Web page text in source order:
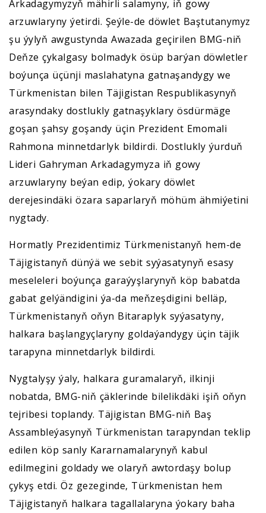
Arkadagymyzyň mähirli salamyny, iň gowy
arzuwlaryny ýetirdi. Şeýle-de döwlet Baştutanymyz
şu ýylyň awgustynda Awazada geçirilen BMG-niň
Deňze çykalgasy bolmadyk ösüp barýan döwletler
boýunça üçünji maslahatyna gatnaşandygy we
Türkmenistan bilen Täjigistan Respublikasynyň
arasyndaky dostlukly gatnaşyklary ösdürmäge
goşan şahsy goşandy üçin Prezident Emomali
Rahmona minnetdarlyk bildirdi. Dostlukly ýurduň
Lideri Gahryman Arkadagymyza iň gowy
arzuwlaryny beýan edip, ýokary döwlet
derejesindäki özara saparlaryň möhüm ähmiýetini
nygtady.
Hormatly Prezidentimiz Türkmenistanyň hem-de
Täjigistanyň dünýä we sebit syýasatynyň esasy
meseleleri boýunça garaýyşlarynyň köp babatda
gabat gelýändigini ýa-da meňzeşdigini belläp,
Türkmenistanyň oňyn Bitaraplyk syýasatyny,
halkara başlangyçlaryny goldaýandygy üçin täjik
tarapyna minnetdarlyk bildirdi.
Nygtalyşy ýaly, halkara guramalaryň, ilkinji
nobatda, BMG-niň çäklerinde bilelikdäki işiň oňyn
tejribesi toplandy. Täjigistan BMG-niň Baş
Assambleýasynyň Türkmenistan tarapyndan teklip
edilen köp sanly Kararnamalarynyň kabul
edilmegini goldady we olaryň awtordaşy bolup
çykyş etdi. Öz gezeginde, Türkmenistan hem
Täjigistanyň halkara tagallalaryna ýokary baha